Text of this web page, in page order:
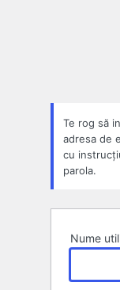
Te rog să
adresa de
cu
parola.
Nume